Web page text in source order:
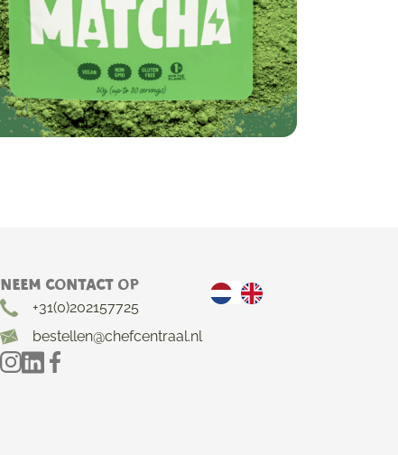
Neem contact op
+31(0)202157725
bestellen@chefcentraal.nl